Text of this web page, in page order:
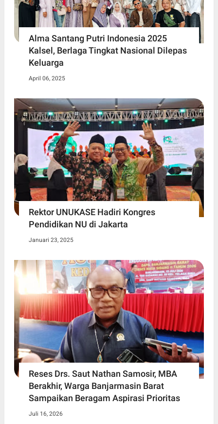
Alma Santang Putri Indonesia 2025
Kalsel, Berlaga Tingkat Nasional Dilepas
Keluarga
April 06, 2025
Rektor UNUKASE Hadiri Kongres
Pendidikan NU di Jakarta
Januari 23, 2025
Reses Drs. Saut Nathan Samosir, MBA
Berakhir, Warga Banjarmasin Barat
Sampaikan Beragam Aspirasi Prioritas
Juli 16, 2026